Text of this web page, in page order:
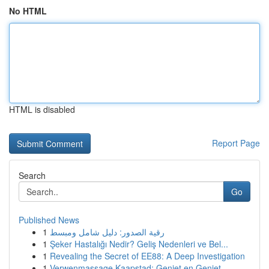
No HTML
HTML is disabled
Report Page
Search
Go
Published News
1 رقية الصدور: دليل شامل ومبسط
1 Şeker Hastalığı Nedir? Geliş Nedenleri ve Bel...
1 Revealing the Secret of EE88: A Deep Investigation